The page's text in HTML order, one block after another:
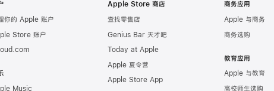
你的 Apple 账户
Store 账户
Music
Apple Store 商店
查找零售店
Genius Bar 天才吧
Today at Apple
Apple 夏令营
Apple Store App
商务应用
Apple 与商务
商务选购
教育应用
Apple 与教育
高校师生选购